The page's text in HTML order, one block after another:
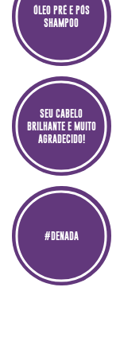
ÓLEO PRÉ E PÓS
SHAMPOO
SEU CABELO
BRILHANTE E MUITO
AGRADECIDO!
#DENADA